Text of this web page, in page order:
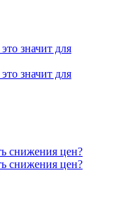
значит для
значит для
снижения цен?
снижения цен?